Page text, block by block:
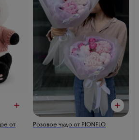
от
Розовое чудо от PIONFLO